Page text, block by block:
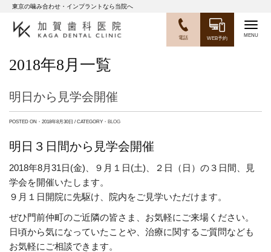
東京の噛み合わせ・インプラントなら当院へ
WEB予約
電話
2018年8月一覧
明日から見学会開催
POSTED ON・2018年8月30日 / CATEGORY・ BLOG
明日３日間から見学会開催
2018年8月31日(金)、９月１日(土)、２日（日）の３日間、見
学会を開催いたします。
９月１日開院に先駆け、院内をご見学いただけます。
ぜひ門前仲町のご近隣の皆さま、お気軽にご来場ください。
日頃から気になっていたことや、治療に関するご質問なども
お気軽にご相談できます。